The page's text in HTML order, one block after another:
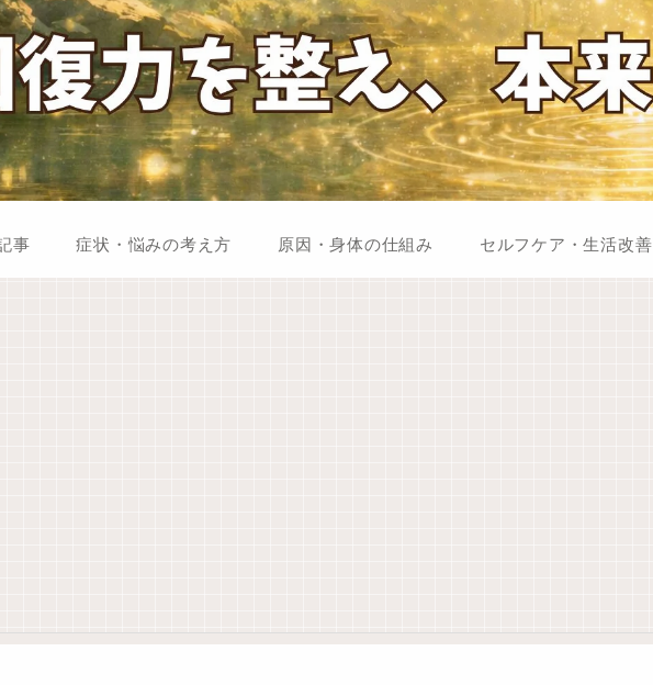
事 症状・悩みの考え方 原因・身体の仕組み セルフケア・生活改善